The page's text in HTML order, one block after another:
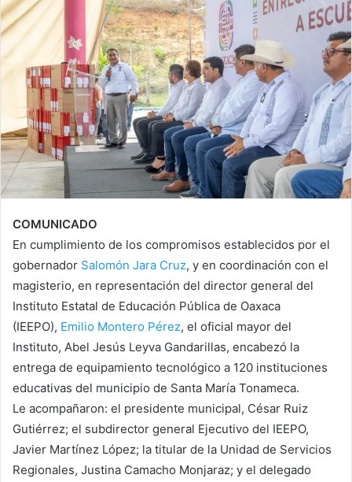
COMUNICADO
En cumplimiento de los compromisos establecidos por el
gobernador Salomón Jara Cruz, y en coordinación con el
magisterio, en representación del director general del
Instituto Estatal de Educación Pública de Oaxaca
(IEEPO), Emilio Montero Pérez, el oficial mayor del
Instituto, Abel Jesús Leyva Gandarillas, encabezó la
entrega de equipamiento tecnológico a 120 instituciones
educativas del municipio de Santa María Tonameca.
Le acompañaron: el presidente municipal, César Ruiz
Gutiérrez; el subdirector general Ejecutivo del IEEPO,
Javier Martínez López; la titular de la Unidad de Servicios
Regionales, Justina Camacho Monjaraz; y el delegado